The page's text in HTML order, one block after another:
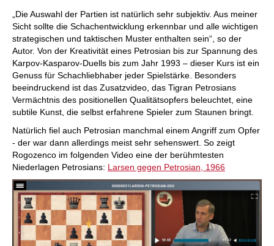
„Die Auswahl der Partien ist natürlich sehr subjektiv. Aus meiner
Sicht sollte die Schachentwicklung erkennbar und alle wichtigen
strategischen und taktischen Muster enthalten sein“, so der
Autor. Von der Kreativität eines Petrosian bis zur Spannung des
Karpov-Kasparov-Duells bis zum Jahr 1993 – dieser Kurs ist ein
Genuss für Schachliebhaber jeder Spielstärke. Besonders
beeindruckend ist das Zusatzvideo, das Tigran Petrosians
Vermächtnis des positionellen Qualitätsopfers beleuchtet, eine
subtile Kunst, die selbst erfahrene Spieler zum Staunen bringt.
Natürlich fiel auch Petrosian manchmal einem Angriff zum Opfer
- der war dann allerdings meist sehr sehenswert. So zeigt
Rogozenco im folgenden Video eine der berühmtesten
Niederlagen Petrosians: Larsen gegen Petrosian, 1966